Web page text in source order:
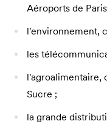
Aéroports de
l'environnement,
les
l'agroalimentaire,
Sucre ;
la grande